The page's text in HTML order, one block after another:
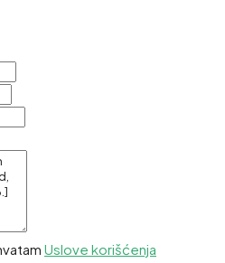
Uslove korišćenja